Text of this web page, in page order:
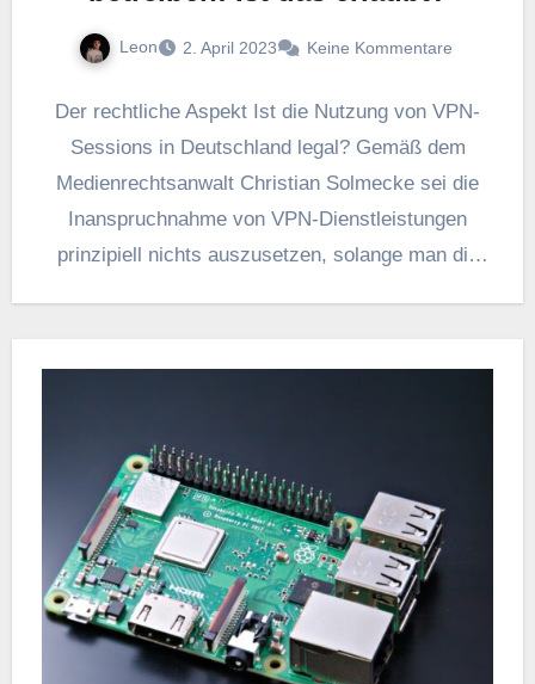
Leon 2. April 2023 Keine Kommentare
Der rechtliche Aspekt Ist die Nutzung von VPN-
Sessions in Deutschland legal? Gemäß dem
Medienrechtsanwalt Christian Solmecke sei die
Inanspruchnahme von VPN-Dienstleistungen
prinzipiell nichts auszusetzen, solange man die